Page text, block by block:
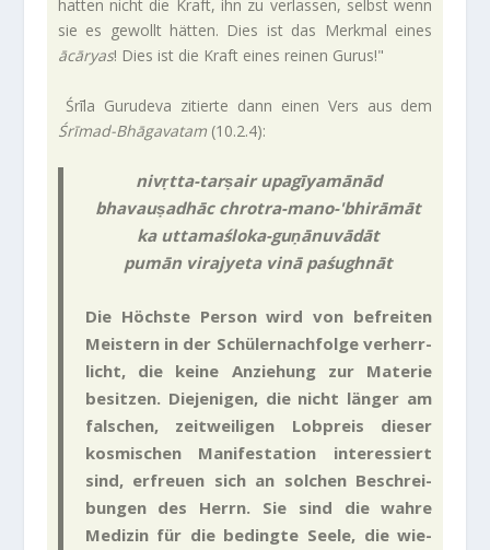
hatten nicht die Kraft, ihn zu ver­lassen, selbst wenn
sie es gewollt hätten. Dies ist das Merkmal eines
ācāryas! Dies ist die Kraft eines reinen Gurus!"
Śrīla Guru­deva zitierte dann einen Vers aus dem
Śrīmad-Bhāgavatam(10.2.4):
nivṛtta-tarṣair upa­gīy­amānād
bhav­auṣadhāc chrotra-mano-'bhirāmāt
ka uttamaśloka-guṇānuvādāt
pumān vira­jyeta vinā paśughnāt
Die Höchste Person wird von befreiten
Mei­stern in der Schü­ler­nach­folge ver­herr­
licht, die keine Anzie­hung zur Materie
besitzen. Die­je­nigen, die nicht länger am
fal­schen, zeit­wei­ligen Lob­preis dieser
kos­mi­schen Mani­fe­sta­tion inter­es­siert
sind, erfreuen sich an sol­chen Beschrei­
bungen des Herrn. Sie sind die wahre
Medizin für die bedingte Seele, die wie­